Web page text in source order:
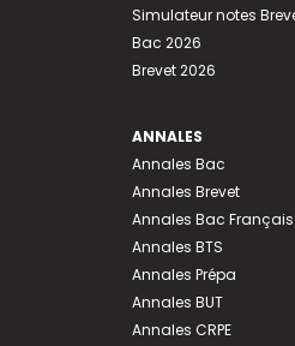
Simulateur notes
Bac 2026
Brevet 2026
ANNALES
Annales Bac
Annales Brevet
Annales Bac Français
Annales BTS
Annales Prépa
Annales BUT
Annales CRPE